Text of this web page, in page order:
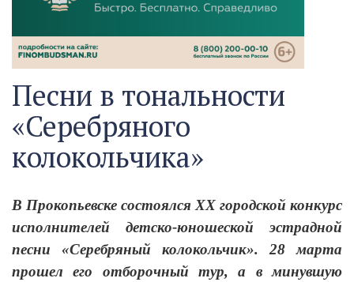
Песни в тональности
«Серебряного
колокольчика»
В Прокопьевске состоялся XX городской конкурс
исполнителей детско-юношеской эстрадной
песни «Серебряный колокольчик». 28 марта
прошел его отборочный тур, а в минувшую